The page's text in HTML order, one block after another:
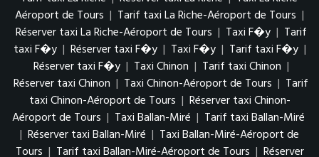
Aéroport de Tours | Tarif taxi La Riche-Aéroport de Tours |
Réserver taxi La Riche-Aéroport de Tours | Taxi F�y | Tarif
taxi F�y | Réserver taxi F�y | Taxi F�y | Tarif taxi F�y |
Réserver taxi F�y | Taxi Chinon | Tarif taxi Chinon |
Réserver taxi Chinon | Taxi Chinon-Aéroport de Tours | Tarif
taxi Chinon-Aéroport de Tours | Réserver taxi Chinon-
Aéroport de Tours | Taxi Ballan-Miré | Tarif taxi Ballan-Miré
| Réserver taxi Ballan-Miré | Taxi Ballan-Miré-Aéroport de
Tours | Tarif taxi Ballan-Miré-Aéroport de Tours | Réserver